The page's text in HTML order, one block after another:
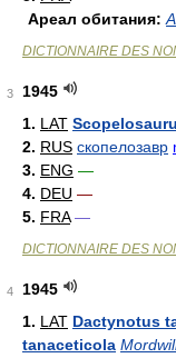
Ареал обитания:
DICTIONNAIRE DES
3
1945
1. LAT
2. RUS скопелозавр
3. ENG —
4. DEU —
5. FRA —
DICTIONNAIRE DES
4
1945
1. LAT Dactynotus
tanaceticola